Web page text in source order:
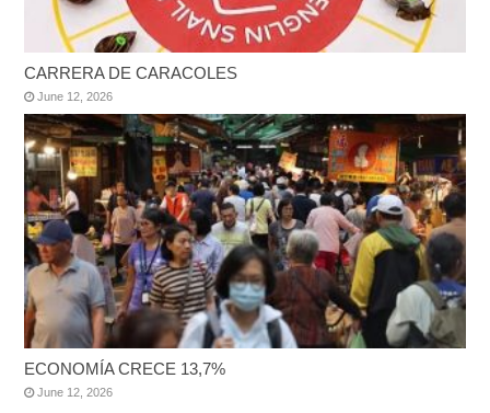
CARRERA DE CARACOLES
June 12, 2026
ECONOMÍA CRECE 13,7%
June 12, 2026